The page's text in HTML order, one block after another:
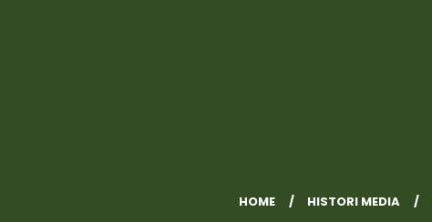
HOME HISTORI MEDIA